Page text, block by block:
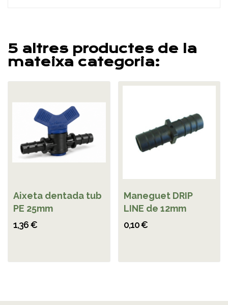
5 altres productes de la
mateixa categoria:
Aixeta dentada tub
PE 25mm
1,36 €
Maneguet DRIP
LINE de 12mm
0,10 €